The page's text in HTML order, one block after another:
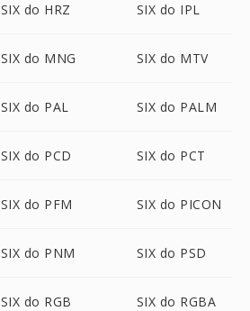
SIX do HRZ SIX do IPL
SIX do MNG SIX do MTV
SIX do PAL SIX do PALM
SIX do PCD SIX do PCT
SIX do PFM SIX do PICON
SIX do PNM SIX do PSD
SIX do RGB SIX do RGBA